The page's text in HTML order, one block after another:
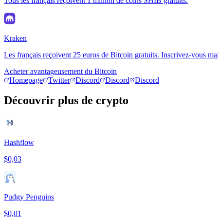
Kraken
Les français reçoivent 25 euros de Bitcoin gratuits. Inscrivez-vous
Acheter avantageusement du Bitcoin
Homepage
Twitter Discord Discord Discord
Découvrir plus de crypto
Hashflow
$0,03
Pudgy Penguins
$0,01